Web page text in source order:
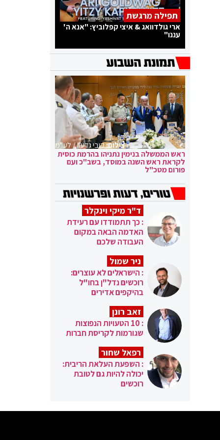
תפילה מרגשת
ארי גולדוואג & איצי קפלוביץ: "אנא ה'
עננו"
צילום:קובי גדעון / לע"מ
ראש הממשלה בנימין נתניהו בהרמת כוסית
לקראת ראש השנה במוסד, בשב"כ ועם
פורום מטכ"ל
ד"ר מיקי וינקלר
: כך תתמודדו עם רעידת
האדמה הבאה במקום
העבודה שלכם
ניר שמול
: הישראלים לא עוצרים:
רוכשים נדל"ן בחו"ל
בהיקפים אדירים
זאב רונן
: 10 הטעויות הנפוצות
שגורמות לקריסת חברות
רפאל שחור
: השפעת העלאת הריבית:
יכולה להיות גם לטובת
רוכשים